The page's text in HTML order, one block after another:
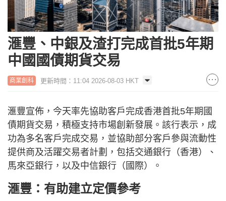
滙豐、中銀及渣打完成首批5年期
中國國債期貨交易
商業創科 更新時間：11:04 2026-08-03 HKT
滙豐宣佈，今天率先協助客戶完成香港首批5年期國
債期貨交易，積極支持市場創新發展。該行表示，成
功為多名客戶完成交易，並協助部分客戶參與流動性
提供商及活躍交易者計劃，包括交通銀行（香港）、
馬來亞銀行，以及中信銀行（國際）。
滙豐：有助建立定價參考